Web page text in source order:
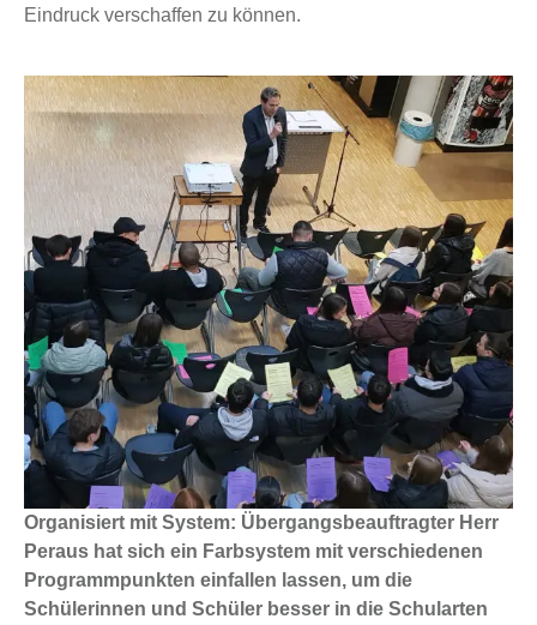
Eindruck verschaffen zu können.
Organisiert mit System: Übergangsbeauftragter Herr
Peraus hat sich ein Farbsystem mit verschiedenen
Programmpunkten einfallen lassen, um die
Schülerinnen und Schüler besser in die Schularten